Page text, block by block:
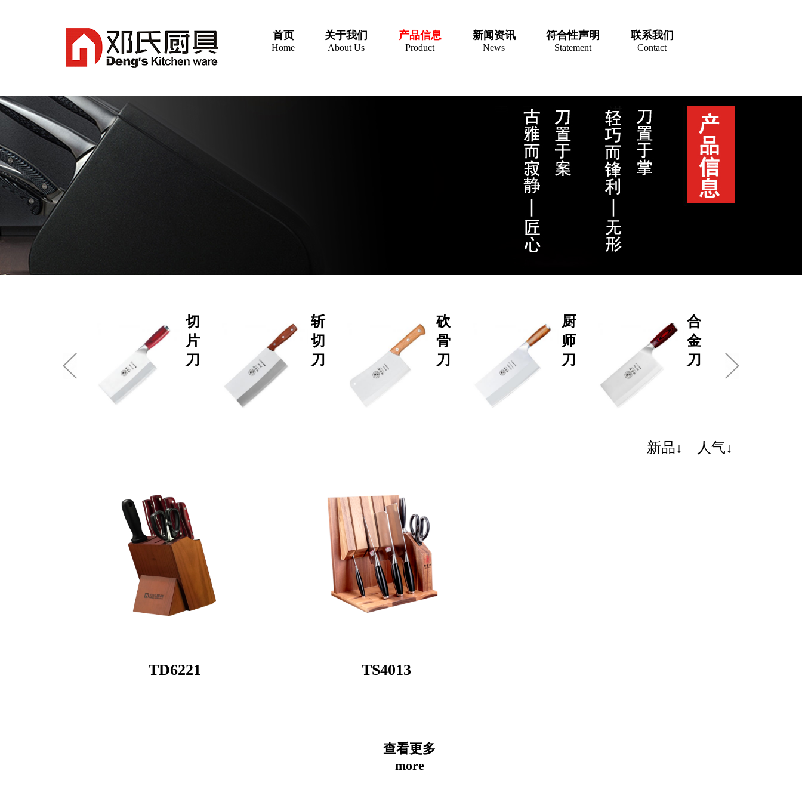
首页
Home
关于我们
About Us
产品信息
Product
新闻资讯
News
符合性声明
Statement
联系我们
Contact
切
片
刀
斩
切
刀
砍
骨
刀
厨
师
刀
合
金
刀
新品↓ 人气↓
TD6221 TS4013
查看更多
more